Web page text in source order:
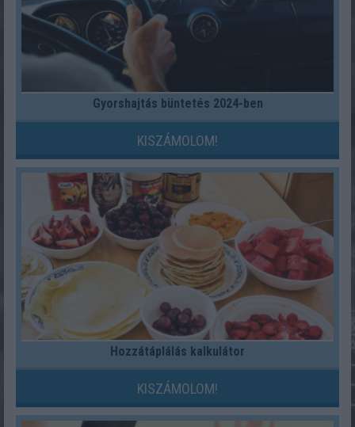
Gyorshajtás büntetés 2024-ben
KISZÁMOLOM!
Hozzátáplálás kalkulátor
KISZÁMOLOM!